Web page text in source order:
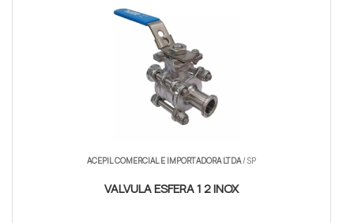
ACEPIL COMERCIAL E IMPORTADORA LTDA/ SP
VALVULA ESFERA 1 2 INOX